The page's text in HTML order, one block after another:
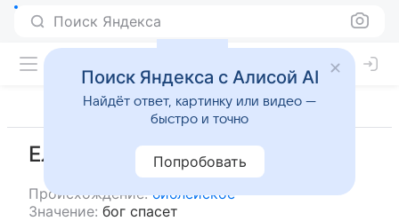
Поиск Яндекса
Елисей
Происхождение: библейское
Значение: бог спасет
Поиск Яндекса с Алисой AI
Найдёт ответ, картинку или видео —
быстро и точно
Попробовать